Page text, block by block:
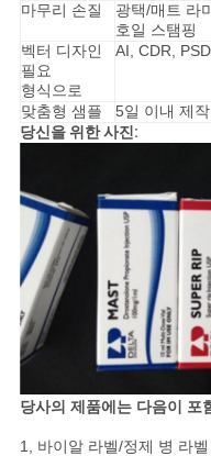
이
트
맵
PRIVACY
POLICY
마무리 손질
광택/매트 라
호일 스탬핑
벡터 디자인
필요
형식으로
AI, CDR,
맞춤형 샘플
5일 이내 제
당신을 위한 사진:
당사의 제품에는 다음이 포
1, 바이알 라벨/정제 병 라벨